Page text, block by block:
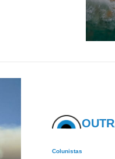
Colunistas